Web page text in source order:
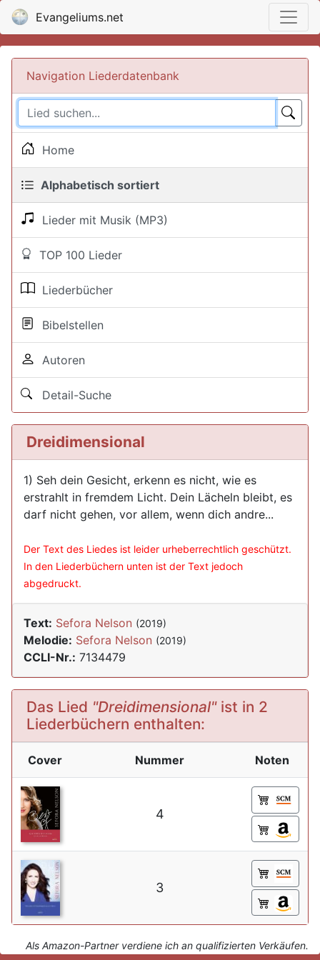
Evangeliums.net
Navigation Liederdatenbank
Home
Alphabetisch sortiert
Lieder mit Musik (MP3)
TOP 100 Lieder
Liederbücher
Bibelstellen
Autoren
Detail-Suche
Dreidimensional
1) Seh dein Gesicht, erkenn es nicht, wie es
erstrahlt in fremdem Licht. Dein Lächeln bleibt, es
darf nicht gehen, vor allem, wenn dich andre...
Der Text des Liedes ist leider urheberrechtlich geschützt.
In den Liederbüchern unten ist der Text jedoch
abgedruckt.
Text: Sefora Nelson (2019)
Melodie: Sefora Nelson (2019)
CCLI-Nr.: 7134479
Das Lied "Dreidimensional"ist in 2
Liederbüchern enthalten:
Cover Nummer Noten
4
3
Als Amazon-Partner verdiene ich an qualifizierten Verkäufen.